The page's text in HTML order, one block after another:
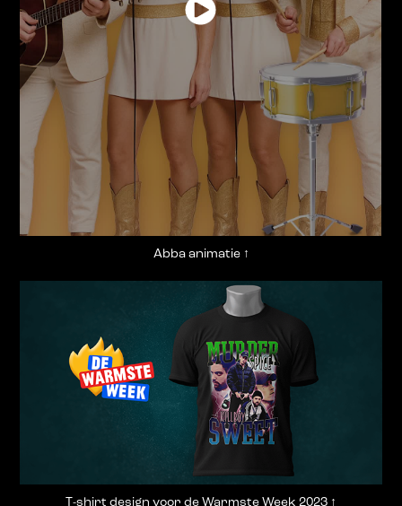
Abba animatie ↑
T-shirt design voor de Warmste Week 2023 ↑